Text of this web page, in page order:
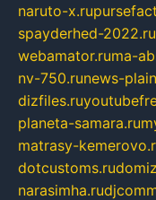
naruto-x.ru
spayderhed-2022.ru
webamator.ruma-
nv-750.runews-
dizfiles.ru
planeta-samara.ru
matrasy-
dotcustoms.ru
narasimha.ru